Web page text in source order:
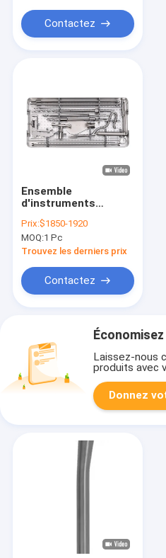
Contactez
Ensemble
d'instruments
d'accrochage des
ongles en acier
inoxydable pour le
PFNA
Prix:$1850-1920
MOQ:1 Pc
Trouvez les derniers prix
Contactez
Laissez-nous
produits avec
Donnez